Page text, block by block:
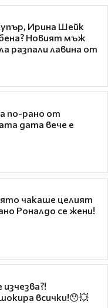
Ирина Шейк
Новият мъж
разпали лавина от
по-рано от
дата вече е
чакаше целият
Роналдо се жени!
всички!😯💥